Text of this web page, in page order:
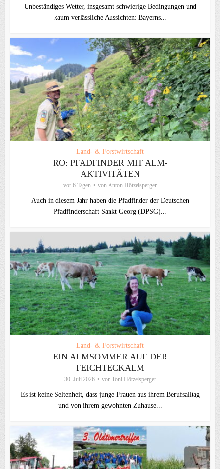
Unbeständiges Wetter, insgesamt schwierige Bedingungen und
kaum verlässliche Aussichten: Bayerns...
Land- & Forstwirtschaft
RO: PFADFINDER MIT ALM-
AKTIVITÄTEN
vor 6 Tagen von Anton Hötzelsperger
Auch in diesem Jahr haben die Pfadfinder der Deutschen
Pfadfinderschaft Sankt Georg (DPSG)...
Land- & Forstwirtschaft
EIN ALMSOMMER AUF DER
FEICHTECKALM
30. Juli 2026 von Toni Hötzelsperger
Es ist keine Seltenheit, dass junge Frauen aus ihrem Berufsalltag
und von ihrem gewohnten Zuhause...